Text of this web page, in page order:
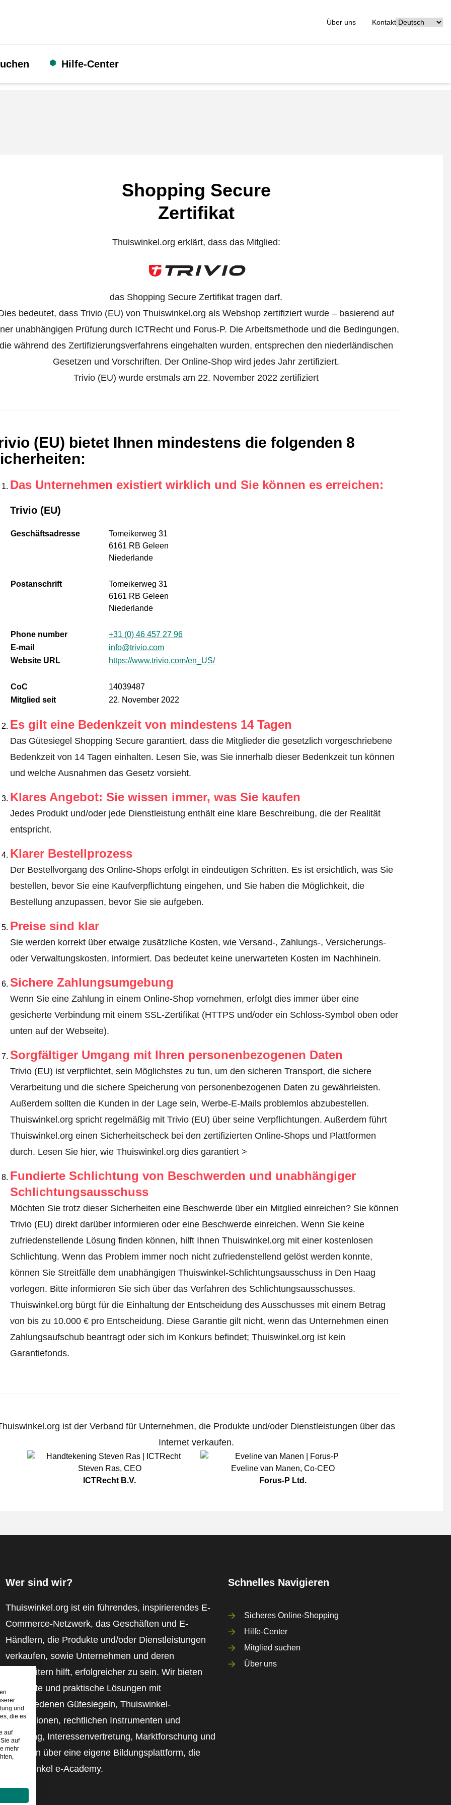
Über uns Kontakt
Hilfe-Center
Shopping Secure
Zertifikat
Thuiswinkel.org erklärt, dass das Mitglied:
das Shopping Secure Zertifikat tragen darf.
bedeutet, dass Trivio (EU) von Thuiswinkel.org als Webshop zertifiziert wurde – basierend auf
unabhängigen Prüfung durch ICTRecht und Forus-P. Die Arbeitsmethode und die Bedingungen,
während des Zertifizierungsverfahrens eingehalten wurden, entsprechen den niederländischen
Gesetzen und Vorschriften. Der Online-Shop wird jedes Jahr zertifiziert.
Trivio (EU) wurde erstmals am 22. November 2022 zertifiziert
(EU) bietet Ihnen mindestens die folgenden 8
:
Das Unternehmen existiert wirklich und Sie können es erreichen:
Trivio (EU)
Geschäftsadresse
Tomeikerweg 31
6161 RB Geleen
Niederlande
Postanschrift
Tomeikerweg 31
6161 RB Geleen
Niederlande
Phone number
+31 (0) 46 457 27 96
E-mail
info@trivio.com
Website URL
https://www.trivio.com/en_US/
CoC
14039487
Mitglied seit
22. November 2022
Es gilt eine Bedenkzeit von mindestens 14 Tagen
Das Gütesiegel Shopping Secure garantiert, dass die Mitglieder die gesetzlich vorgeschriebene
Bedenkzeit von 14 Tagen einhalten. Lesen Sie, was Sie innerhalb dieser Bedenkzeit tun können
und welche Ausnahmen das Gesetz vorsieht.
Klares Angebot: Sie wissen immer, was Sie kaufen
Jedes Produkt und/oder jede Dienstleistung enthält eine klare Beschreibung, die der Realität
entspricht.
Klarer Bestellprozess
Der Bestellvorgang des Online-Shops erfolgt in eindeutigen Schritten. Es ist ersichtlich, was Sie
bestellen, bevor Sie eine Kaufverpflichtung eingehen, und Sie haben die Möglichkeit, die
Bestellung anzupassen, bevor Sie sie aufgeben.
Preise sind klar
Sie werden korrekt über etwaige zusätzliche Kosten, wie Versand-, Zahlungs-, Versicherungs-
oder Verwaltungskosten, informiert. Das bedeutet keine unerwarteten Kosten im Nachhinein.
Sichere Zahlungsumgebung
Wenn Sie eine Zahlung in einem Online-Shop vornehmen, erfolgt dies immer über eine
gesicherte Verbindung mit einem SSL-Zertifikat (HTTPS und/oder ein Schloss-Symbol oben oder
unten auf der Webseite).
Sorgfältiger Umgang mit Ihren personenbezogenen Daten
Trivio (EU) ist verpflichtet, sein Möglichstes zu tun, um den sicheren Transport, die sichere
Verarbeitung und die sichere Speicherung von personenbezogenen Daten zu gewährleisten.
Außerdem sollten die Kunden in der Lage sein, Werbe-E-Mails problemlos abzubestellen.
Thuiswinkel.org spricht regelmäßig mit Trivio (EU) über seine Verpflichtungen. Außerdem führt
Thuiswinkel.org einen Sicherheitscheck bei den zertifizierten Online-Shops und Plattformen
durch. Lesen Sie hier, wie Thuiswinkel.org dies garantiert >
Fundierte Schlichtung von Beschwerden und unabhängiger
Schlichtungsausschuss
Möchten Sie trotz dieser Sicherheiten eine Beschwerde über ein Mitglied einreichen? Sie können
Trivio (EU) direkt darüber informieren oder eine Beschwerde einreichen. Wenn Sie keine
zufriedenstellende Lösung finden können, hilft Ihnen Thuiswinkel.org mit einer kostenlosen
Schlichtung. Wenn das Problem immer noch nicht zufriedenstellend gelöst werden konnte,
können Sie Streitfälle dem unabhängigen Thuiswinkel-Schlichtungsausschuss in Den Haag
vorlegen. Bitte informieren Sie sich über das Verfahren des Schlichtungsausschusses.
Thuiswinkel.org bürgt für die Einhaltung der Entscheidung des Ausschusses mit einem Betrag
von bis zu 10.000 € pro Entscheidung. Diese Garantie gilt nicht, wenn das Unternehmen einen
Zahlungsaufschub beantragt oder sich im Konkurs befindet; Thuiswinkel.org ist kein
Garantiefonds.
ist der Verband für Unternehmen, die Produkte und/oder Dienstleistungen über das
Internet verkaufen.
Steven Ras, CEO
ICTRecht B.V.
Eveline van Manen, Co-CEO
Forus-P Ltd.
Wer sind wir?
Thuiswinkel.org ist ein führendes, inspirierendes E-
Commerce-Netzwerk, das Geschäften und E-
Händlern, die Produkte und/oder Dienstleistungen
verkaufen, sowie Unternehmen und deren
Mitarbeitern hilft, erfolgreicher zu sein. Wir bieten
relevante und praktische Lösungen mit
verschiedenen Gütesiegeln, Thuiswinkel-
Rezensionen, rechtlichen Instrumenten und
Beratung, Interessenvertretung, Marktforschung und
verfügen über eine eigene Bildungsplattform, die
Thuiswinkel e-Academy.
Schnelles Navigieren
Sicheres Online-Shopping
Hilfe-Center
Mitglied suchen
Über uns
und
die es
auf
auf
mehr